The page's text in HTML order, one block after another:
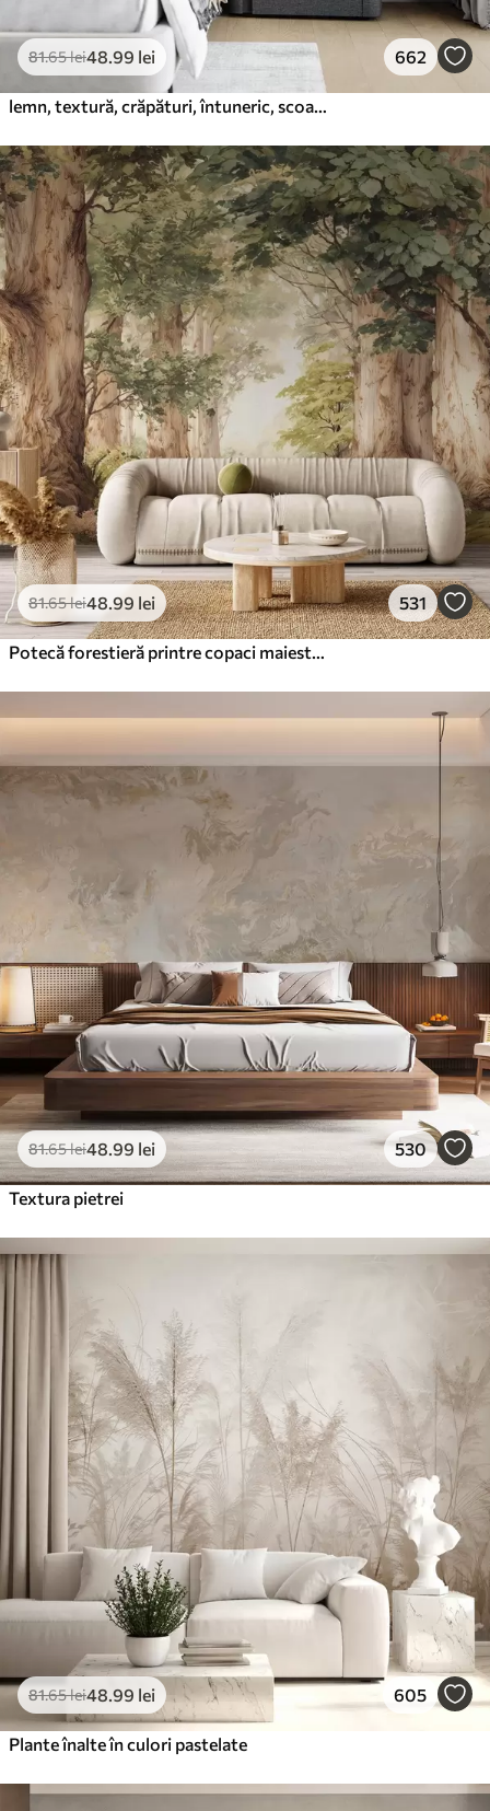
81.65lei48 .99 lei 662
81.65lei48 .99 lei 531
81.65lei48 .99 lei 530
Textura pietrei
81.65lei48 .99 lei 605
Plante înalte în culori pastelate